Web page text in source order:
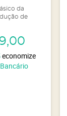
da
de
economize